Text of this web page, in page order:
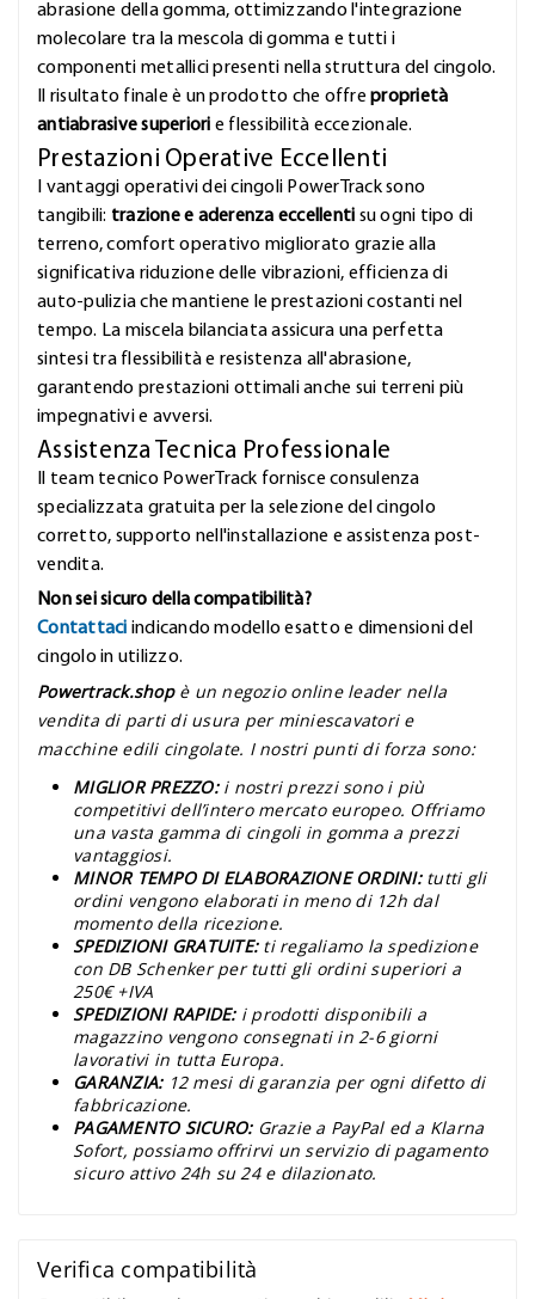
abrasione della gomma, ottimizzando l'integrazione
molecolare tra la mescola di gomma e tutti i
componenti metallici presenti nella struttura del cingolo.
Il risultato finale è un prodotto che offreproprietà
antiabrasive superiori e flessibilità eccezionale.
Prestazioni Operative Eccellenti
I vantaggi operativi dei cingoli PowerTrack sono
tangibili: trazione e aderenza eccellenti su ogni tipo di
terreno, comfort operativo migliorato grazie alla
significativa riduzione delle vibrazioni, efficienza di
auto-pulizia che mantiene le prestazioni costanti nel
tempo. La miscela bilanciata assicura una perfetta
sintesi tra flessibilità e resistenza all'abrasione,
garantendo prestazioni ottimali anche sui terreni più
impegnativi e avversi.
Assistenza Tecnica Professionale
Il team tecnico PowerTrack fornisce consulenza
specializzata gratuita per la selezione del cingolo
corretto, supporto nell'installazione e assistenza post-
vendita.
Non sei sicuro della compatibilità?
Contattaci indicando modello esatto e dimensioni del
cingolo in utilizzo.
Powertrack.shop è un negozio online leader nella
vendita di parti di usura per miniescavatori e
macchine edili cingolate. I nostri punti di forza sono:
MIGLIOR PREZZO: i nostri prezzi sono i più
competitivi dell’intero mercato europeo. Offriamo
una vasta gamma di cingoli in gomma a prezzi
vantaggiosi.
MINOR TEMPO DI ELABORAZIONE ORDINI: tutti gli
ordini vengono elaborati in meno di 12h dal
momento della ricezione.
SPEDIZIONI GRATUITE: ti regaliamo la spedizione
con DB Schenker per tutti gli ordini superiori a
250€ +IVA
SPEDIZIONI RAPIDE: i prodotti disponibili a
magazzino vengono consegnati in 2-6 giorni
lavorativi in tutta Europa.
GARANZIA: 12 mesi di garanzia per ogni difetto di
fabbricazione.
PAGAMENTO SICURO: Grazie a PayPal ed a Klarna
Sofort, possiamo offrirvi un servizio di pagamento
sicuro attivo 24h su 24 e dilazionato.
Verifica compatibilità